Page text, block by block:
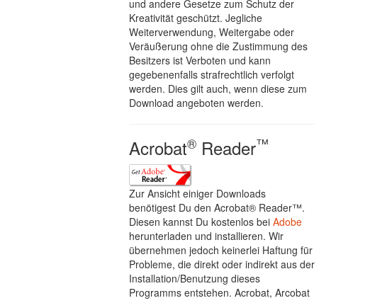
und andere Gesetze zum Schutz der
Kreativität geschützt. Jegliche
Weiterverwendung, Weitergabe oder
Veräußerung ohne die Zustimmung des
Besitzers ist Verboten und kann
gegebenenfalls strafrechtlich verfolgt
werden. Dies gilt auch, wenn diese zum
Download angeboten werden.
Acrobat®Reader™
Zur Ansicht einiger Downloads
benötigest Du den Acrobat® Reader™.
Diesen kannst Du kostenlos bei Adobe
herunterladen und installieren. Wir
übernehmen jedoch keinerlei Haftung für
Probleme, die direkt oder indirekt aus der
Installation/Benutzung dieses
Programms entstehen. Acrobat, Arcobat